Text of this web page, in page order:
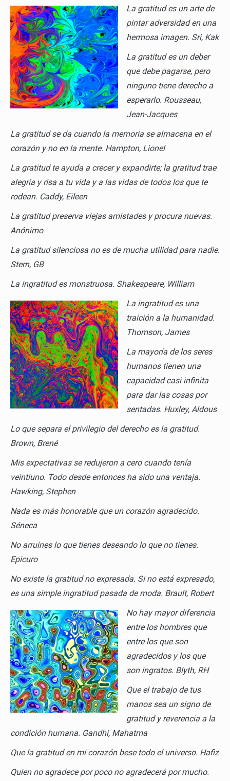
La gratitud es un arte de
pintar adversidad en una
hermosa imagen. Sri, Kak
La gratitud es un deber
que debe pagarse, pero
ninguno tiene derecho a
esperarlo. Rousseau,
Jean-Jacques
La gratitud se da cuando la memoria se almacena en el
corazón y no en la mente. Hampton, Lionel
La gratitud te ayuda a crecer y expandirte; la gratitud trae
alegría y risa a tu vida y a las vidas de todos los que te
rodean. Caddy, Eileen
La gratitud preserva viejas amistades y procura nuevas.
Anónimo
La gratitud silenciosa no es de mucha utilidad para nadie.
Stern, GB
La ingratitud es monstruosa. Shakespeare, William
La ingratitud es una
traición a la humanidad.
Thomson, James
La mayoría de los seres
humanos tienen una
capacidad casi infinita
para dar las cosas por
sentadas. Huxley, Aldous
Lo que separa el privilegio del derecho es la gratitud.
Brown, Brené
Mis expectativas se redujeron a cero cuando tenía
veintiuno. Todo desde entonces ha sido una ventaja.
Hawking, Stephen
Nada es más honorable que un corazón agradecido.
Séneca
No arruines lo que tienes deseando lo que no tienes.
Epicuro
No existe la gratitud no expresada. Si no está expresado,
es una simple ingratitud pasada de moda. Brault, Robert
No hay mayor diferencia
entre los hombres que
entre los que son
agradecidos y los que
son ingratos. Blyth, RH
Que el trabajo de tus
manos sea un signo de
gratitud y reverencia a la
condición humana. Gandhi, Mahatma
Que la gratitud en mi corazón bese todo el universo. Hafiz
Quien no agradece por poco no agradecerá por mucho.